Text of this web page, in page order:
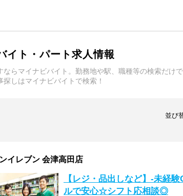
イト・パート求人情報
らマイナビバイト。勤務地や駅、職種等の検索だけ
しはマイナビバイトで検索！
並び
イレブン 会津高田店
【レジ・品出しなど】-未経
ルで安心☆シフト応相談◎